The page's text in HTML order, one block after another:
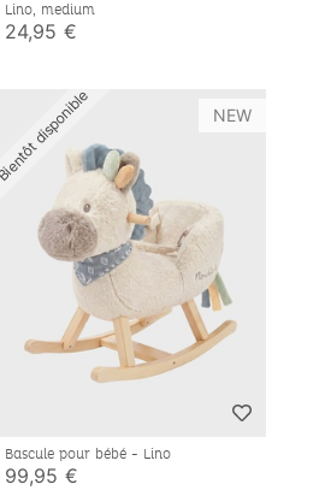
Lino, medium
24,95 €
Bientôt disponible NEW
Bascule pour bébé - Lino
99,95 €